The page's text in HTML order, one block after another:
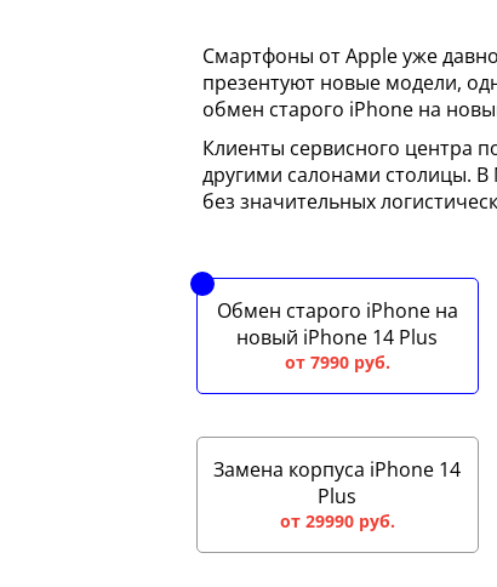
Смартфоны от Apple уже
презентуют новые модели,
обмен старого iPhone на
Клиенты сервисного центра
другими салонами столицы.
без значительных
Обмен старого iPhone на
новый iPhone 14 Plus
от 7990 руб.
Замена корпуса iPhone 14
Plus
от 29990 руб.